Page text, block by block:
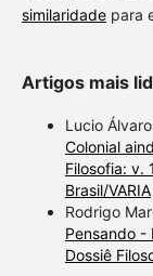
similaridadepara
Artigos mais
Lucio
Colonial
Filosofia: v.
Brasil/VARIA
Rodrigo
Pensando -
Dossiê